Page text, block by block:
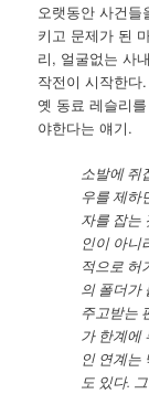
오랫동안 사건들
키고 문제가 된
리, 얼굴없는 사
작전이 시작한다
옛 동료 레슬리
야한다는 얘기.
소발에 쥐
우를 제하
자를 잡는
인이 아니
적으로 허
의 폴더가
주고받는
가 한계에
인 연계는
도 있다.